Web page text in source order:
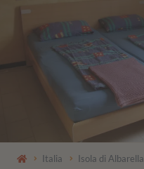
Italia Isola di Albarella